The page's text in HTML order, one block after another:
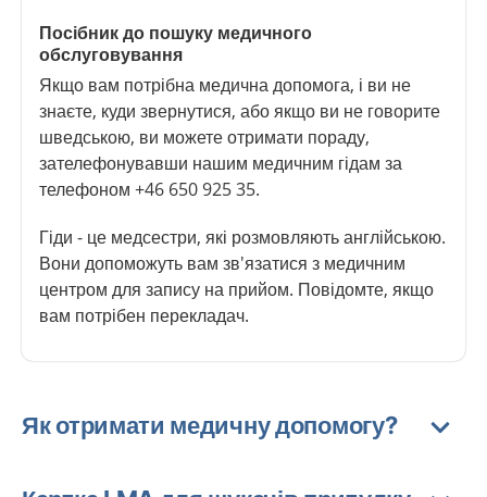
Посібник до пошуку медичного
обслуговування
Якщо вам потрібна медична допомога, і ви не
знаєте, куди звернутися, або якщо ви не говорите
шведською, ви можете отримати пораду,
зателефонувавши нашим медичним гідам за
телефоном +46 650 925 35.
Гіди - це медсестри, які розмовляють англійською.
Вони допоможуть вам зв'язатися з медичним
центром для запису на прийом. Повідомте, якщо
вам потрібен перекладач.
Як отримати медичну допомогу?